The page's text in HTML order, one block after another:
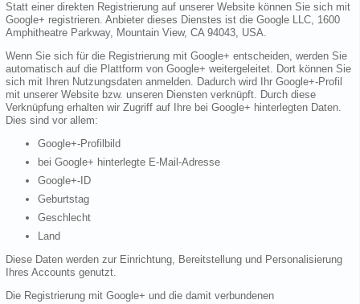
Statt einer direkten Registrierung auf unserer Website können Sie sich mit
Google+ registrieren. Anbieter dieses Dienstes ist die Google LLC, 1600
Amphitheatre Parkway, Mountain View, CA 94043, USA.
Wenn Sie sich für die Registrierung mit Google+ entscheiden, werden Sie
automatisch auf die Plattform von Google+ weitergeleitet. Dort können Sie
sich mit Ihren Nutzungsdaten anmelden. Dadurch wird Ihr Google+-Profil
mit unserer Website bzw. unseren Diensten verknüpft. Durch diese
Verknüpfung erhalten wir Zugriff auf Ihre bei Google+ hinterlegten Daten.
Dies sind vor allem:
Google+-Profilbild
bei Google+ hinterlegte E-Mail-Adresse
Google+-ID
Geburtstag
Geschlecht
Land
Diese Daten werden zur Einrichtung, Bereitstellung und Personalisierung
Ihres Accounts genutzt.
Die Registrierung mit Google+ und die damit verbundenen